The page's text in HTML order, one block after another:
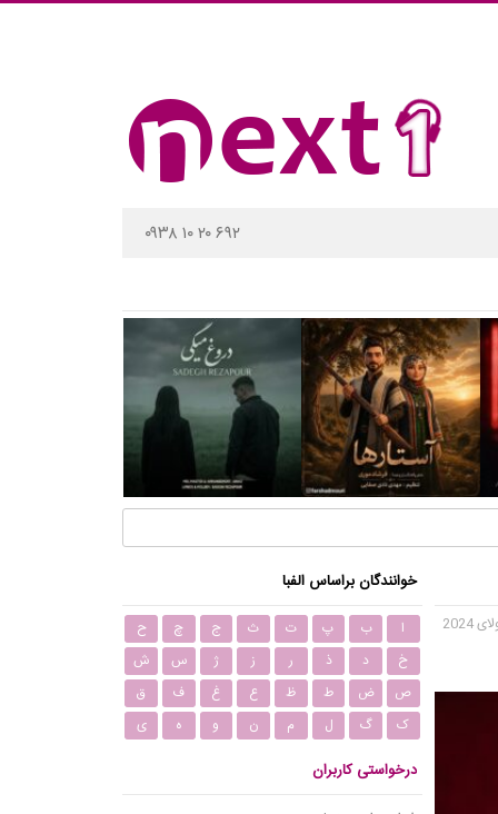
۰۹۳۸ ۱۰ ۲۰ ۶۹۲
خوانندگان براساس الفبا
ا ب پ ت ث ج چ
ح
خ
د ذ ر ز ژ س
ش
ص
ض ط ظ ع غ ف
ق
ک
گ ل م ن و ه ی
درخواستی کاربران